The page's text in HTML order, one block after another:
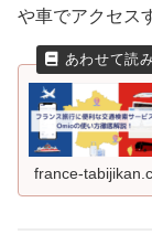
や車でアクセス
france-